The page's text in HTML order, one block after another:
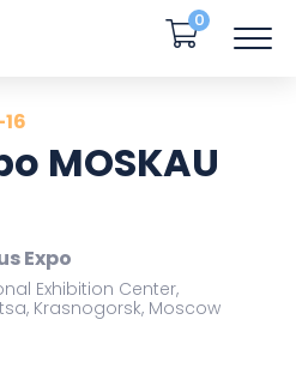
0
MOSKAU
Expo
Exhibition Center,
Krasnogorsk, Moscow